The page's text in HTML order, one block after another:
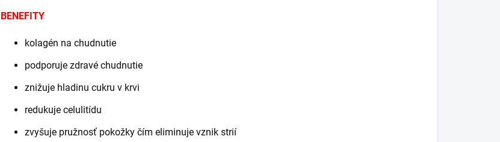
BENEFITY
kolagén na chudnutie
podporuje zdravé chudnutie
znižuje hladinu cukru v krvi
redukuje celulitídu
zvyšuje pružnosť pokožky čím eliminuje vznik strií